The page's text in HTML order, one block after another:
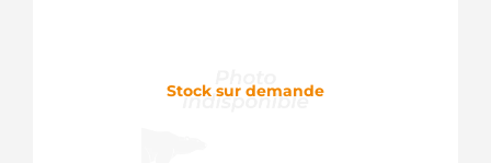
Stock sur demande